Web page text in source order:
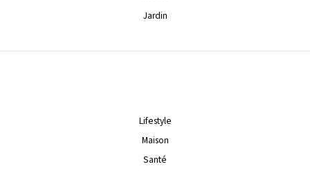
Jardin
Lifestyle
Maison
Santé